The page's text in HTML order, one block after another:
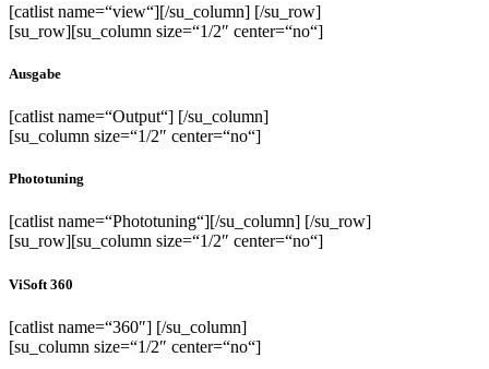
[catlist name=“view“][/su_column] [/su_row]
[su_row][su_column size=“1/2″ center=“no“]
Ausgabe
[catlist name=“Output“] [/su_column]
[su_column size=“1/2″ center=“no“]
Phototuning
[catlist name=“Phototuning“][/su_column] [/su_row]
[su_row][su_column size=“1/2″ center=“no“]
ViSoft 360
[catlist name=“360″] [/su_column]
[su_column size=“1/2″ center=“no“]